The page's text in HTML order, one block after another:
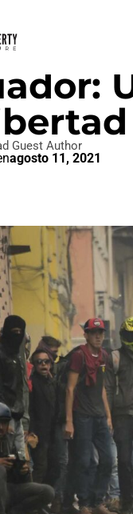
Guest Author
agosto 11, 2021